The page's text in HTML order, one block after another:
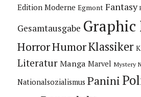
Edition Moderne Egmont Fantasy
Gesamtausgabe Graphic
HorrorHumorKlassiker
Literatur Manga Marvel Mystery
Nationalsozialismus Panini